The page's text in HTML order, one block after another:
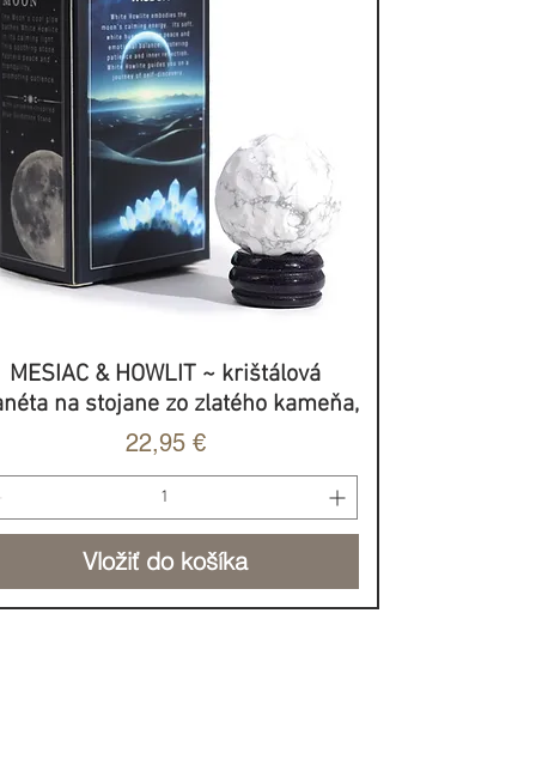
Rýchle zobrazenie
MESIAC & HOWLIT ~ krištálová
na stojane zo zlatého kameňa,
Cena
22,95 €
Vložiť do košíka